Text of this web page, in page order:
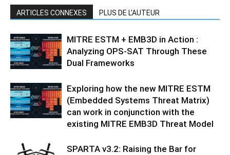
ARTICLES CONNEXES PLUS DE L'AUTEUR
MITRE ESTM + EMB3D in Action :
Analyzing OPS-SAT Through These
Dual Frameworks
Exploring how the new MITRE ESTM
(Embedded Systems Threat Matrix)
can work in conjunction with the
existing MITRE EMB3D Threat Model
SPARTA v3.2: Raising the Bar for